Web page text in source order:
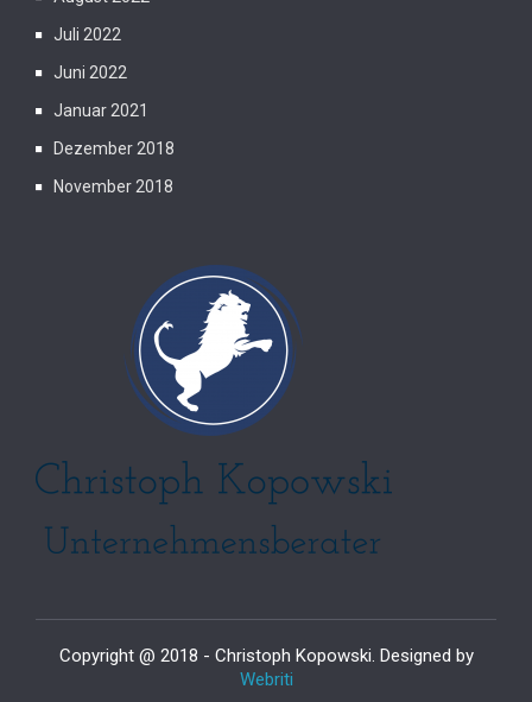
Juli 2022
Juni 2022
Januar 2021
Dezember 2018
November 2018
Copyright @ 2018 - Christoph Kopowski. Designed by
Webriti